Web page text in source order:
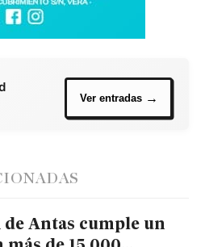
de Antas cumple un